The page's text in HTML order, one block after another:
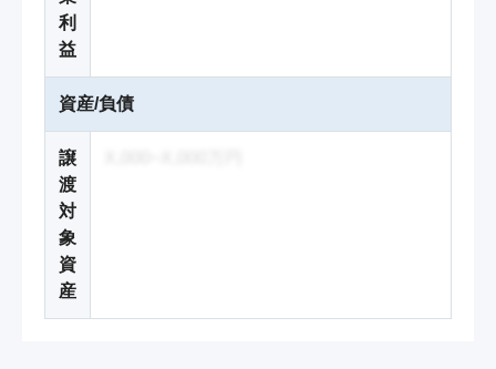
利
益
資産/負債
譲
渡
対
象
資
産